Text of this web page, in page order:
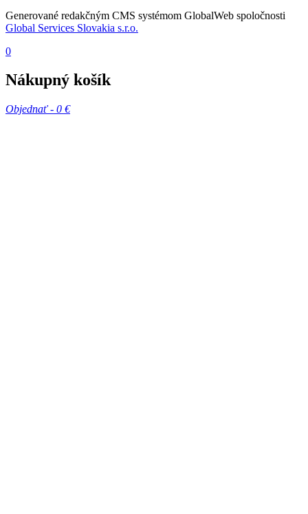
Generované redakčným CMS systémom GlobalWeb spoločnosti
Global Services Slovakia s.r.o.
0
Nákupný košík
Objednať - 0 €